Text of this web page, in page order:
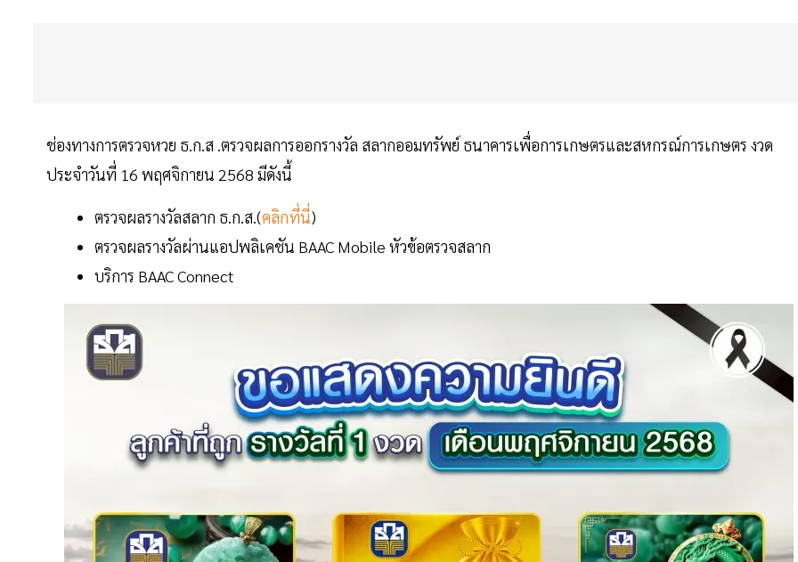
ช่องทางการตรวจหวย ธ.ก.ส .ตรวจผลการออกรางวัล สลากออมทรัพย์ ธนาคารเพื่อการเกษตรและสหกรณ์การเกษตร งวด
ประจำวันที่ 16 พฤศจิกายน 2568 มีดังนี้
ตรวจผลรางวัลสลาก ธ.ก.ส.(คลิกที่นี่)
ตรวจผลรางวัลผ่านแอปพลิเคชัน BAAC Mobile หัวข้อตรวจสลาก
บริการ BAAC Connect